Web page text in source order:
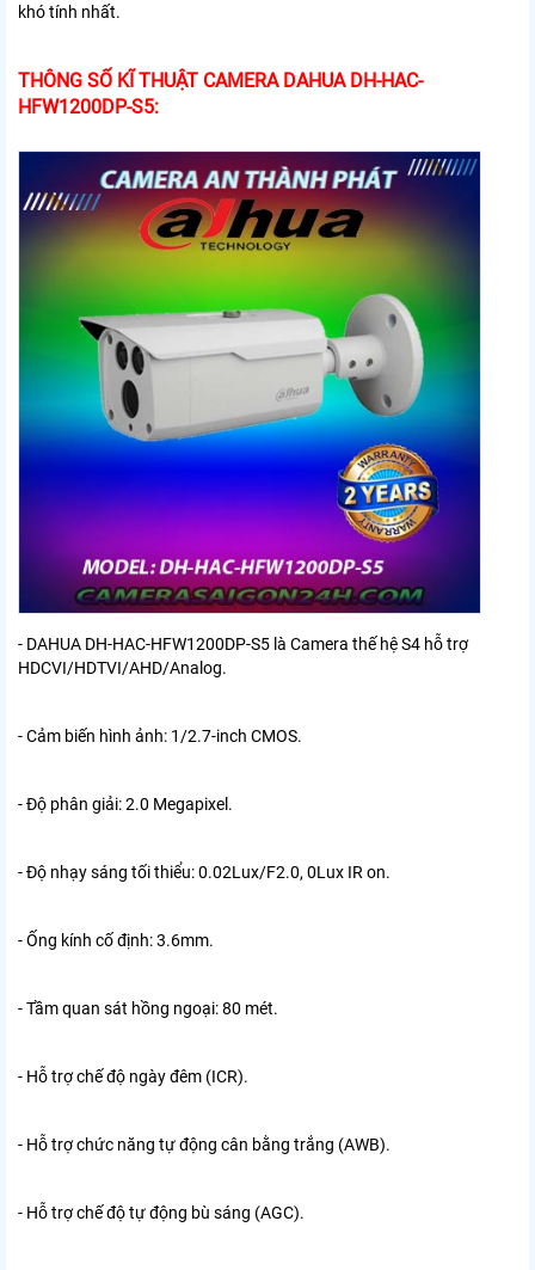
khó tính nhất.
THÔNG SỐ KĨ THUẬT CAMERA DAHUA DH-HAC-
HFW1200DP-S5:
- DAHUA DH-HAC-HFW1200DP-S5 là Camera thế hệ S4 hỗ trợ
HDCVI/HDTVI/AHD/Analog.
- Cảm biến hình ảnh: 1/2.7-inch CMOS.
- Độ phân giải: 2.0 Megapixel.
- Độ nhạy sáng tối thiểu: 0.02Lux/F2.0, 0Lux IR on.
- Ống kính cố định: 3.6mm.
- Tầm quan sát hồng ngoại: 80 mét.
- Hỗ trợ chế độ ngày đêm (ICR).
- Hỗ trợ chức năng tự động cân bằng trắng (AWB).
- Hỗ trợ chế độ tự động bù sáng (AGC).